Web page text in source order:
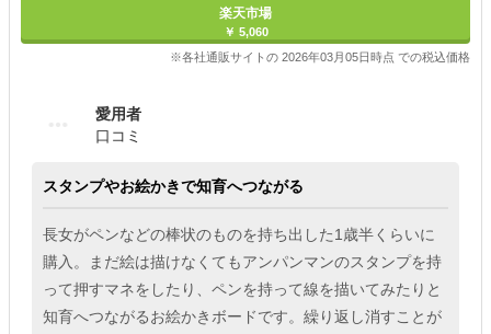
楽天市場
￥ 5,060
※各社通販サイトの 2026年03月05日時点 での税込価格
愛用者
口コミ
スタンプやお絵かきで知育へつながる
長女がペンなどの棒状のものを持ち出した1歳半くらいに
購入。まだ絵は描けなくてもアンパンマンのスタンプを持
って押すマネをしたり、ペンを持って線を描いてみたりと
知育へつながるお絵かきボードです。繰り返し消すことが